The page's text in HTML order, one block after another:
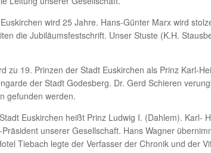
wird 25 Jahre. Hans-Günter Marx wird
die Jubiläumsfestschrift. Unser Stuste (K.H.
zu 19. Prinzen der Stadt Euskirchen als Prinz Karl-
der Stadt Godesberg. Dr. Gerd Schieren
gefunden werden.
Euskirchen heißt Prinz Ludwig I. (Dahlem).
Präsident unserer Gesellschaft. Hans Wagner
Tiebach legte der Verfasser der Chronik und der